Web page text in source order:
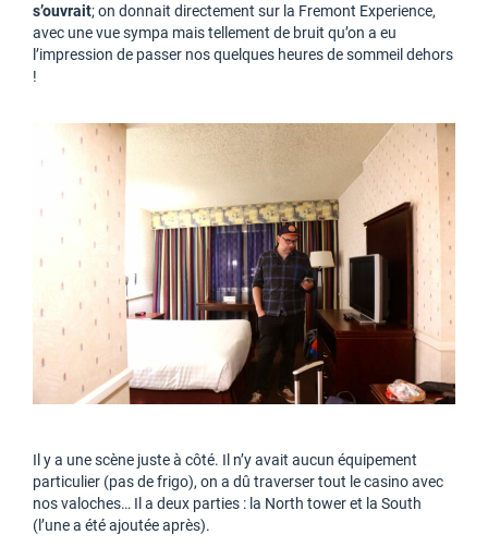
s’ouvrait; on donnait directement sur la Fremont Experience,
avec une vue sympa mais tellement de bruit qu’on a eu
l’impression de passer nos quelques heures de sommeil dehors
!
Il y a une scène juste à côté. Il n’y avait aucun équipement
particulier (pas de frigo), on a dû traverser tout le casino avec
nos valoches… Il a deux parties : la North tower et la South
(l’une a été ajoutée après).